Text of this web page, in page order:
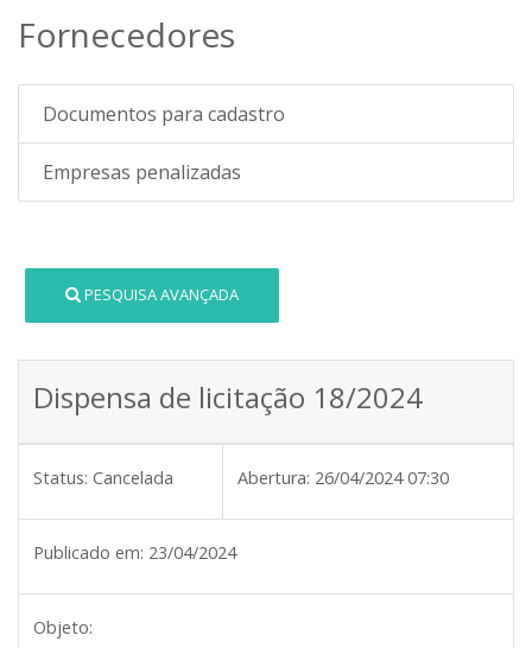
Fornecedores
Documentos para cadastro
Empresas penalizadas
PESQUISA AVANÇADA
Dispensa de licitação 18/2024
Status: Cancelada Abertura: 26/04/2024 07:30
Publicado em: 23/04/2024
Objeto: